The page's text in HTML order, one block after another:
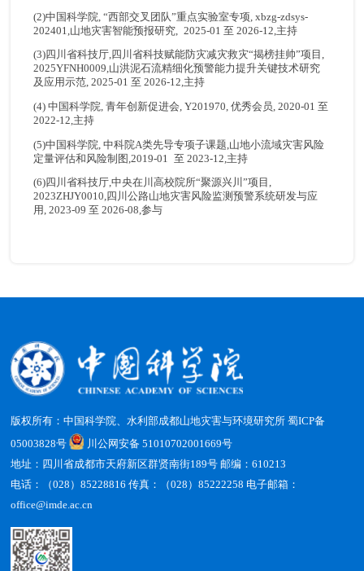
(2)中国科学院, “西部交叉团队”重点实验室专项, xbzg-zdsys-
202401,山地灾害智能预报研究, 2025-01 至 2026-12,主持
(3)四川省科技厅,四川省科技赋能防灾减灾救灾“揭榜挂帅”项目,
2025YFNH0009,山洪泥石流精细化预警能力提升关键技术研究
及应用示范, 2025-01 至 2026-12,主持
(4) 中国科学院, 青年创新促进会, Y201970, 优秀会员, 2020-01 至
2022-12,主持
(5)中国科学院, 中科院A类先导专项子课题,山地小流域灾害风险
定量评估和风险制图,2019-01 至 2023-12,主持
(6)四川省科技厅,中央在川高校院所“聚源兴川”项目,
2023ZHJY0010,四川公路山地灾害风险监测预警系统研发与应
用, 2023-09 至 2026-08,参与
版权所有：中国科学院、水利部成都山地灾害与环境研究所蜀ICP备
05003828号
川公网安备 51010702001669号
地址：四川省成都市天府新区群贤南街189号 邮编：610213
电话：（028）85228816 传真：（028）85222258 电子邮箱：
office@imde.ac.cn